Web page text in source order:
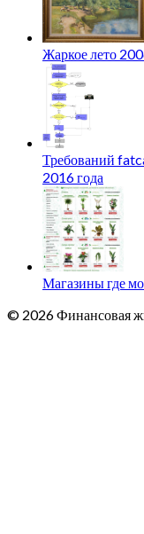
Жаркое лето
Требований
2016 года
Магазины где
© 2026 Финансовая